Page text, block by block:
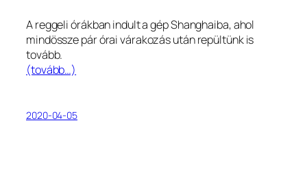
A reggeli órákban indult a gép Shanghaiba, ahol
mindössze pár órai várakozás után repültünk is
tovább.
(tovább…)
2020-04-05